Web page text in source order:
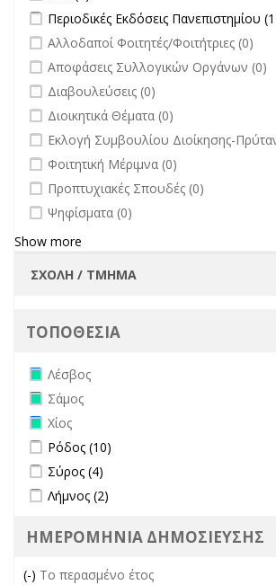
Apply Περιοδικές Εκδόσεις
Περιοδικές Εκδόσεις Πανεπιστημίου
undefined
Αλλοδαποί Φοιτητές/Φοιτήτριες (0)
undefined
Αποφάσεις Συλλογικών Οργάνων (0)
undefined
Διαβουλεύσεις (0)
undefined
Διοικητικά Θέματα (0)
undefined
Εκλογή Συμβουλίου Διοίκησης-
undefined
Φοιτητική Μέριμνα (0)
undefined
Προπτυχιακές Σπουδές (0)
undefined
Ψηφίσματα (0)
Show more
ΤΟΠΟΘΕΣΙΑ
Remove Λέσβος filter
Λέσβος
Remove Σάμος filter
Σάμος
Remove Χίος filter
Χίος
Apply Ρόδος filter
Ρόδος (10)
Apply Σύρος filter
Σύρος (4)
Apply Λήμνος filter
Λήμνος (2)
ΗΜΕΡΟΜΗΝΙΑ ΔΗΜΟΣΙΕΥΣΗΣ
(-) Remove Το περασμένο έτος filter
Το περασμένο έτος